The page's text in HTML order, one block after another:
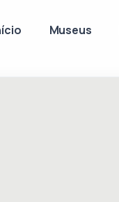
Museus